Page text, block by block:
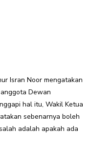
Isran Noor mengatakan
Dewan
hal itu, Wakil Ketua
sebenarnya boleh
adalah apakah ada